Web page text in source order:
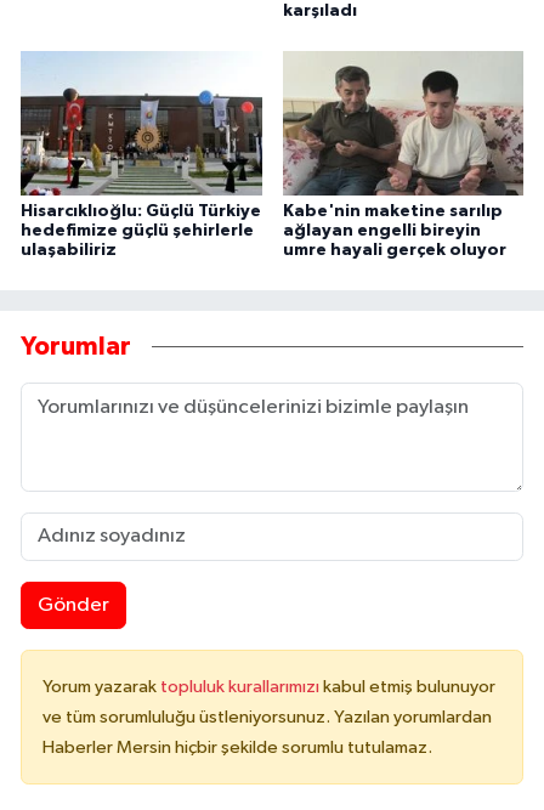
karşıladı
Hisarcıklıoğlu: Güçlü Türkiye
hedefimize güçlü şehirlerle
ulaşabiliriz
Kabe'nin maketine sarılıp
ağlayan engelli bireyin
umre hayali gerçek oluyor
Yorumlar
Gönder
Yorum yazarak topluluk kurallarımızı kabul etmiş bulunuyor
ve tüm sorumluluğu üstleniyorsunuz. Yazılan yorumlardan
Haberler Mersin hiçbir şekilde sorumlu tutulamaz.